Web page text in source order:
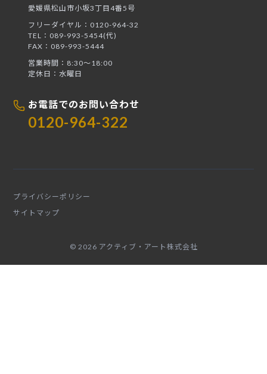
愛媛県松山市小坂3丁目4番5号
フリーダイヤル：0120-964-32
TEL：089-993-5454(代)
FAX：089-993-5444
営業時間：8:30〜18:00
定休日：水曜日
お電話でのお問い合わせ
0120-964-322
プライバシーポリシー
サイトマップ
© 2026 アクティブ・アート株式会社